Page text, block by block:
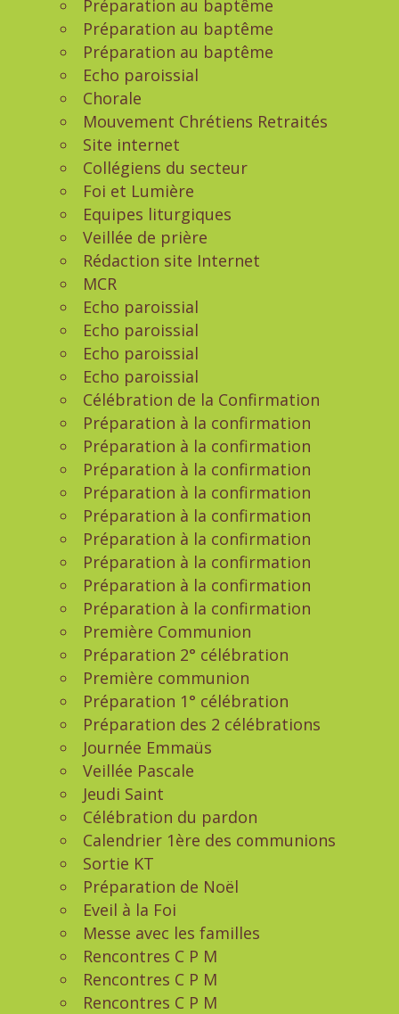
Préparation au baptême
Préparation au baptême
Préparation au baptême
Echo paroissial
Chorale
Mouvement Chrétiens Retraités
Site internet
Collégiens du secteur
Foi et Lumière
Equipes liturgiques
Veillée de prière
Rédaction site Internet
MCR
Echo paroissial
Echo paroissial
Echo paroissial
Echo paroissial
Célébration de la Confirmation
Préparation à la confirmation
Préparation à la confirmation
Préparation à la confirmation
Préparation à la confirmation
Préparation à la confirmation
Préparation à la confirmation
Préparation à la confirmation
Préparation à la confirmation
Préparation à la confirmation
Première Communion
Préparation 2° célébration
Première communion
Préparation 1° célébration
Préparation des 2 célébrations
Journée Emmaüs
Veillée Pascale
Jeudi Saint
Célébration du pardon
Calendrier 1ère des communions
Sortie KT
Préparation de Noël
Eveil à la Foi
Messe avec les familles
Rencontres C P M
Rencontres C P M
Rencontres C P M